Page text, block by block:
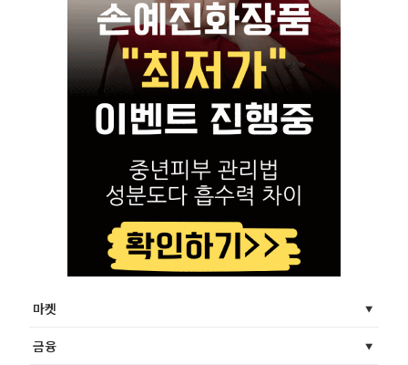
마켓
금융